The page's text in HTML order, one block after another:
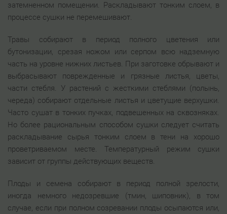
затемненном помещении. Раскладывают тонким слоем, в
процессе сушки не перемешивают.
Травы собирают в период полного цветения или
бутонизации, срезая ножом или серпом всю надземную
часть на уровне нижних листьев. При заготовке обрывают и
выбрасывают поврежденные и грязные листья, цветы,
части стебля. У растений с жесткими стеблями (полынь,
череда) собирают отдельные листья и цветущие верхушки.
Часто сушат в тонких пучках, подвешенных на сквозняках.
Но более рациональным способом сушки следует считать
раскладывание сырья тонким слоем в тени на хорошо
проветриваемом месте. Температурный режим сушки
зависит от группы действующих веществ.
Плоды и семена собирают в период полной зрелости,
иногда немного недозревшие (тмин, шиповник), в том
случае, если при полном созревании плоды осыпаются или,